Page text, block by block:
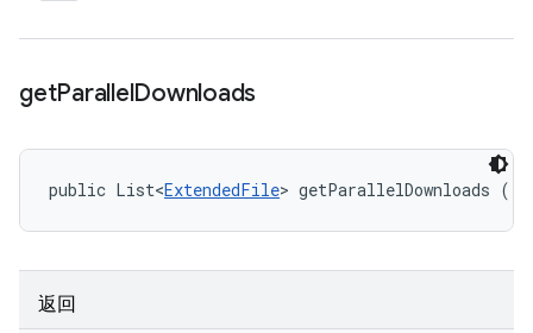
getParallelDownloads
public List<ExtendedFile> getParallelDownloads ()
返回